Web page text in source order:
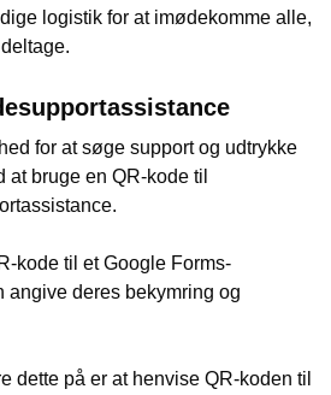
logistik for at imødekomme alle,
for at søge support og udtrykke
bruge en QR-kode til
kode til et Google Forms-
angive deres bekymring og
dette på er at henvise QR-koden til